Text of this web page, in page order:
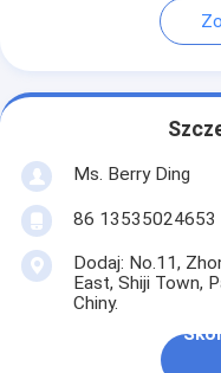
Ms. Berry Ding
86 13535024653
Dodaj: No.11,
East, Shiji Town,
Chiny.